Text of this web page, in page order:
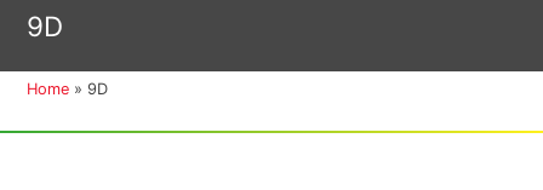
9D
Home »9D